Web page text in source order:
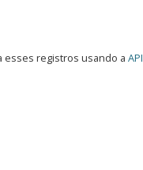
esses registros usando a API